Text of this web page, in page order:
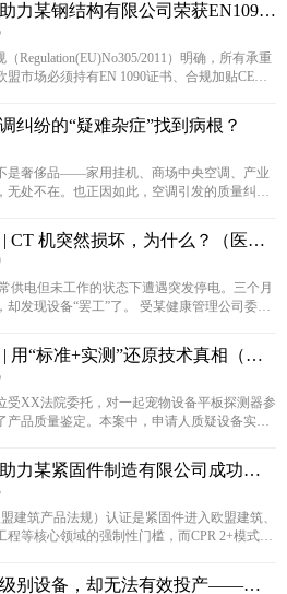
力某钢结构有限公司荣获EN1090
“钢铁护照”
（Regulation(EU)No305/2011）明确，所有承重
盟市场必须持有EN 1090证书、合规加贴CE标
配等环节，拉长了出海周期……
纠纷的“疑难杂症”找到病根？
是奢侈品——家用挂机、商场中央空调、产业
无处不在。也正因如此，空调引发的质量纠纷
不合规导致系统瘫痪等。 每一类纠纷的鉴定思
都不同。以下是我们从已完成的空调类委托案
技术方法论，希望能让您看到：专业鉴定，到
CT 机突然损坏，为什么？（医疗
量鉴定）
供电但未工作的状态下遭遇突发停电。三个月
却发现设备“罢工”了。 受某健康管理公司委
用“标准+实测”还原技术真相（宠
产品质量鉴定）
受XX法院委托，对一起宠物设备平板探测器参
产品质量鉴定。本案中，申请人质疑设备实际
一词。接到委托之后，我们是如何做的？
力某紧固件制造有限公司成功拿
认证｜依据 EN 15048、EN
锁螺栓出口欧盟硬核通行证
建筑产品法规）认证是紧固件进入欧盟建筑、
程等核心领域的强制性门槛，而CPR 2+模式
质量稳定性要求最严苛的等级之一
别设备，却无法有效投产——产